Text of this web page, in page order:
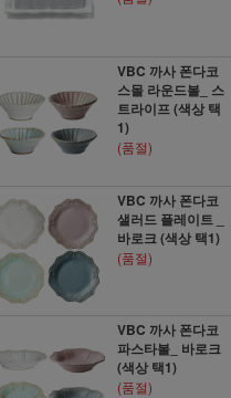
VBC 까사 폰다코
스몰 라운드볼_ 스
트라이프 (색상 택
1)
(품절)
VBC 까사 폰다코
샐러드 플레이트 _
바로크 (색상 택1)
(품절)
VBC 까사 폰다코
파스타볼_ 바로크
(색상 택1)
(품절)